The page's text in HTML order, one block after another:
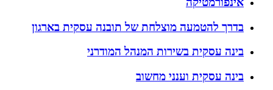
בדרך להטמעה מוצלחת של תובנה עסקית בארגון
בינה עסקית בשירות המנהל המודרני
בינה עסקית וענני מחשוב